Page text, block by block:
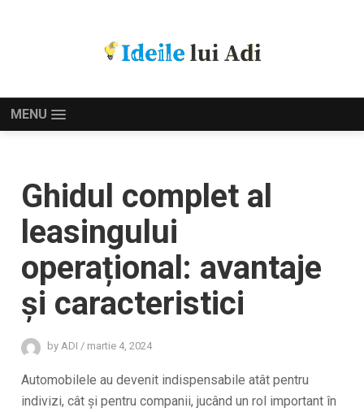
MENU
Ghidul complet al
leasingului
operațional: avantaje
și caracteristici
byADI / martie 4, 2024
Automobilele au devenit indispensabile atât pentru
indivizi, cât și pentru companii, jucând un rol important în